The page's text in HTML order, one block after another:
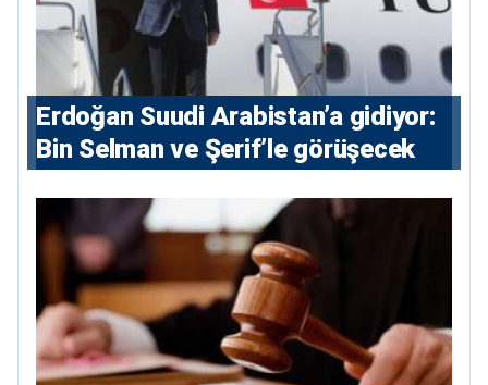
Erdoğan Suudi Arabistan’a gidiyor:
Bin Selman ve Şerif’le görüşecek